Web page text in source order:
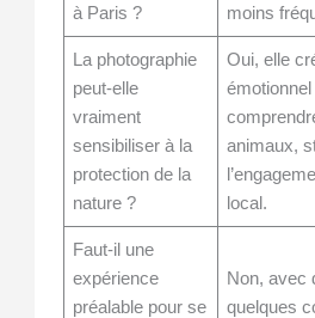
à Paris ?
moins
La photographie
peut-elle
vraiment
sensibiliser à la
protection de la
nature ?
Oui, elle
animaux,
local.
Faut-il une
expérience
préalable pour se
Non, avec
quelques